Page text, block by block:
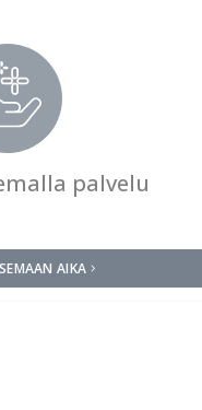
palvelu
AIKA